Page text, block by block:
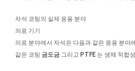
자석 코팅의 실제 응용 분야
의료 기기
의료 분야에서 자석은 다음과 같은 응용 분야
같은 코팅금도금 그리고 PTFE는 생체 적합